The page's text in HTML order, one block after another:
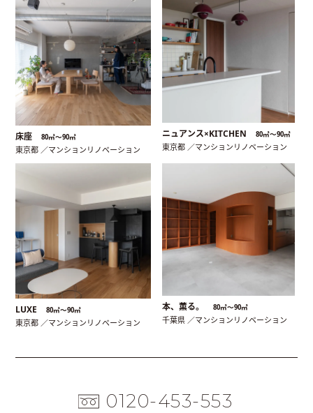
床座 80㎡〜90㎡
東京都 ／マンションリノベーション
ニュアンス×KITCHEN 80㎡〜90㎡
東京都 ／マンションリノベーション
LUXE 80㎡〜90㎡
東京都 ／マンションリノベーション
本、薫る。 80㎡〜90㎡
千葉県 ／マンションリノベーション
0120-453-553